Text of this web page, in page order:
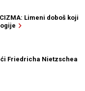
Limeni doboš koji
Friedricha Nietzschea